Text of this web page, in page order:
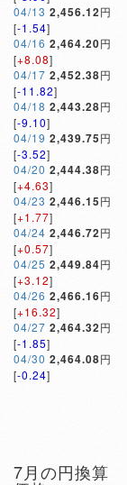
04/13 2,456.12円
[-1.54]
04/16 2,464.20円
[+8.08]
04/17 2,452.38円
[-11.82]
04/18 2,443.28円
[-9.10]
04/19 2,439.75円
[-3.52]
04/20 2,444.38円
[+4.63]
04/23 2,446.15円
[+1.77]
04/24 2,446.72円
[+0.57]
04/25 2,449.84円
[+3.12]
04/26 2,466.16円
[+16.32]
04/27 2,464.32円
[-1.85]
04/30 2,464.08円
[-0.24]
7月の円換算